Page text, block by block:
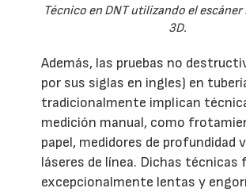
Técnico en DNT utilizando el escáner
3D.
Además, las pruebas no
por sus siglas en ingles) en
tradicionalmente implican
medición manual, como
papel, medidores de profundidad
láseres de línea. Dichas técnicas
excepcionalmente lentas y